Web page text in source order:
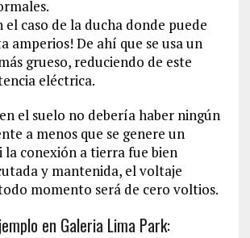
el caso de la ducha donde puede
amperios! De ahí que se usa un
grueso, reduciendo de este
eléctrica.
el suelo no debería haber ningún
a menos que se genere un
la conexión a tierra fue bien
y mantenida, el voltaje
momento será de cero voltios.
en Galeria Lima Park: